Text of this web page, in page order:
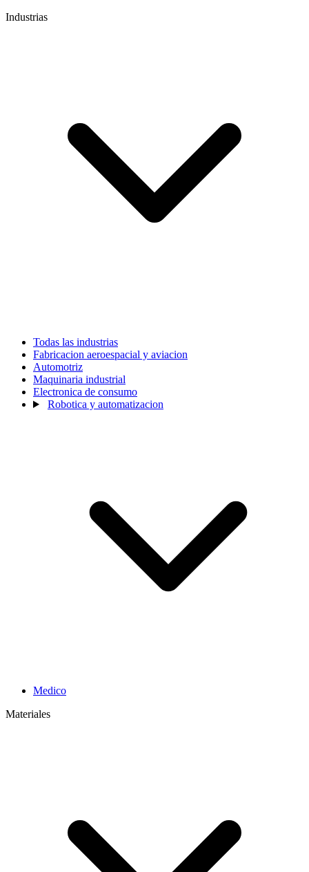
Industrias
Todas las industrias
Fabricacion aeroespacial y aviacion
Automotriz
Maquinaria industrial
Electronica de consumo
Robotica y automatizacion
Medico
Materiales